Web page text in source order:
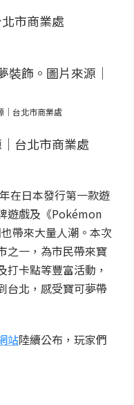
｜台北市商業處
在日本發行第一款遊
遊戲及《Pokémon
帶來大量人潮。本次
之一，為市民帶來寶
卡點等豐富活動，
台北，感受寶可夢帶
站陸續公布，玩家們